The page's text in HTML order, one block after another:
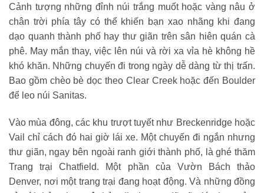
Cảnh tượng những đỉnh núi trắng muốt hoặc vàng nâu ở
chân trời phía tây có thể khiến bạn xao nhãng khi đang
dạo quanh thành phố hay thư giãn trên sân hiên quán cà
phê. May mắn thay, việc lên núi và rời xa vỉa hè không hề
khó khăn. Những chuyến đi trong ngày dễ dàng từ thị trấn.
Bao gồm chèo bè dọc theo Clear Creek hoặc đến Boulder
để leo núi Sanitas.
Vào mùa đông, các khu trượt tuyết như Breckenridge hoặc
Vail chỉ cách đó hai giờ lái xe. Một chuyến đi ngắn nhưng
thư giãn, ngay bên ngoài ranh giới thành phố, là ghé thăm
Trang trại Chatfield. Một phần của Vườn Bách thảo
Denver, nơi một trang trại đang hoạt động. Và những đồng